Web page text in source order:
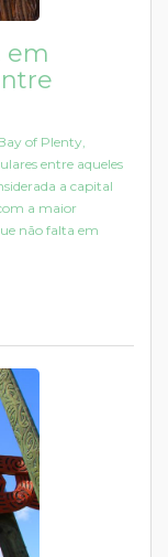
em
of Plenty,
entre aqueles
a capital
a maior
não falta em